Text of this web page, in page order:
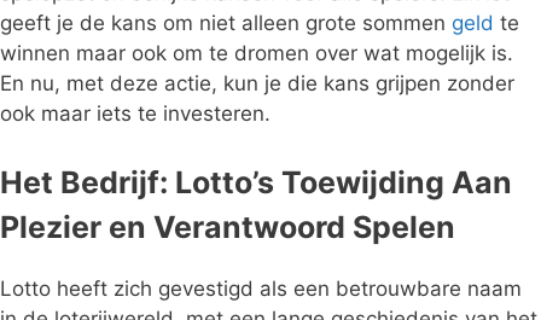
geeft je de kans om niet alleen grote sommen geld te
winnen maar ook om te dromen over wat mogelijk is.
En nu, met deze actie, kun je die kans grijpen zonder
ook maar iets te investeren.
Het Bedrijf: Lotto’s Toewijding Aan
Plezier en Verantwoord Spelen
Lotto heeft zich gevestigd als een betrouwbare naam